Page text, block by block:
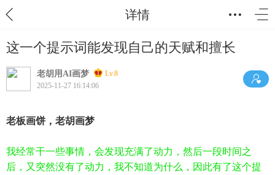
详情
这一个提示词能发现自己的天赋和擅长
老胡用AI画梦
Lv.8
2025-11-27 16:14:06
老板画饼，老胡画梦
我经常干一些事情，会发现充满了动力，然后一段时间之
后，又突然没有了动力，我不知道为什么，因此有了这个提